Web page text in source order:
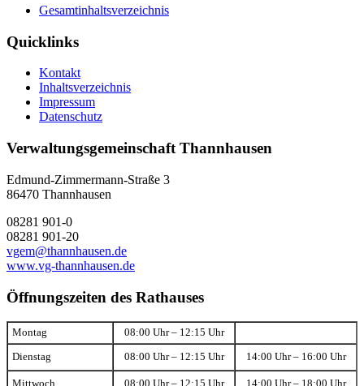
Gesamtinhaltsverzeichnis
Quicklinks
Kontakt
Inhaltsverzeichnis
Impressum
Datenschutz
Verwaltungsgemeinschaft Thannhausen
Edmund-Zimmermann-Straße 3
86470 Thannhausen
08281 901-0
08281 901-20
vgem@thannhausen.de
www.vg-thannhausen.de
Öffnungszeiten des Rathauses
Montag 08:00 Uhr – 12:15 Uhr
Dienstag 08:00 Uhr – 12:15 Uhr 14:00 Uhr – 16:00 Uhr